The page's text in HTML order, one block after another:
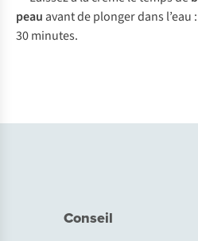
peau avantdeplongerdans l’eau :
30minutes.
Conseil